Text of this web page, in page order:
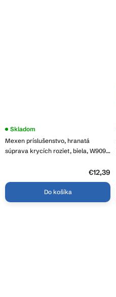
Mexen príslušenstvo, hranatá
súprava krycích roziet, biela, W909-
Skladom
€12,39
Do košíka